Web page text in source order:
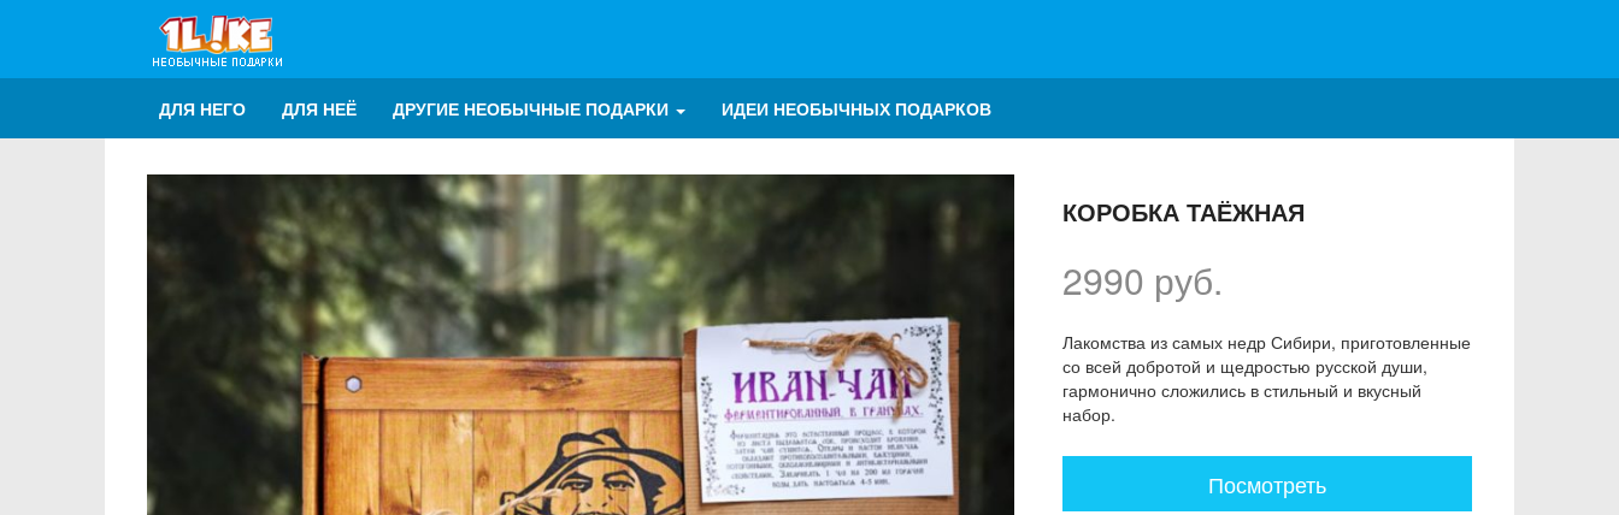
ДЛЯ НЕГО ДЛЯ НЕЁ ДРУГИЕ НЕОБЫЧНЫЕ ПОДАРКИ ИДЕИ НЕОБЫЧНЫХ ПОДАРКОВ
КОРОБКА ТАЁЖНАЯ
2990 руб.
Лакомства из самых недр Сибири, приготовленные
со всей добротой и щедростью русской души,
гармонично сложились в стильный и вкусный
набор.
Посмотреть